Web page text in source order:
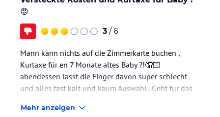
😡
3 / 6
Mann kann nichts auf die Zimmerkarte buchen ,
Kurtaxe für en 7 Monate altes Baby ?!🤦🏻
abendessen lasst die Finger davon super schlecht
und alles fast kalt und kaum Auswahl . Geht für das
Service
Mehr anzeigen